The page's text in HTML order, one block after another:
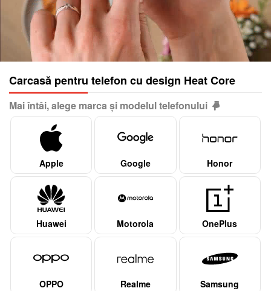
Carcasă pentru telefon cu design Heat Core
Mai întâi, alege marca și modelul telefonului
Apple Google Honor
Huawei Motorola OnePlus
OPPO Realme Samsung